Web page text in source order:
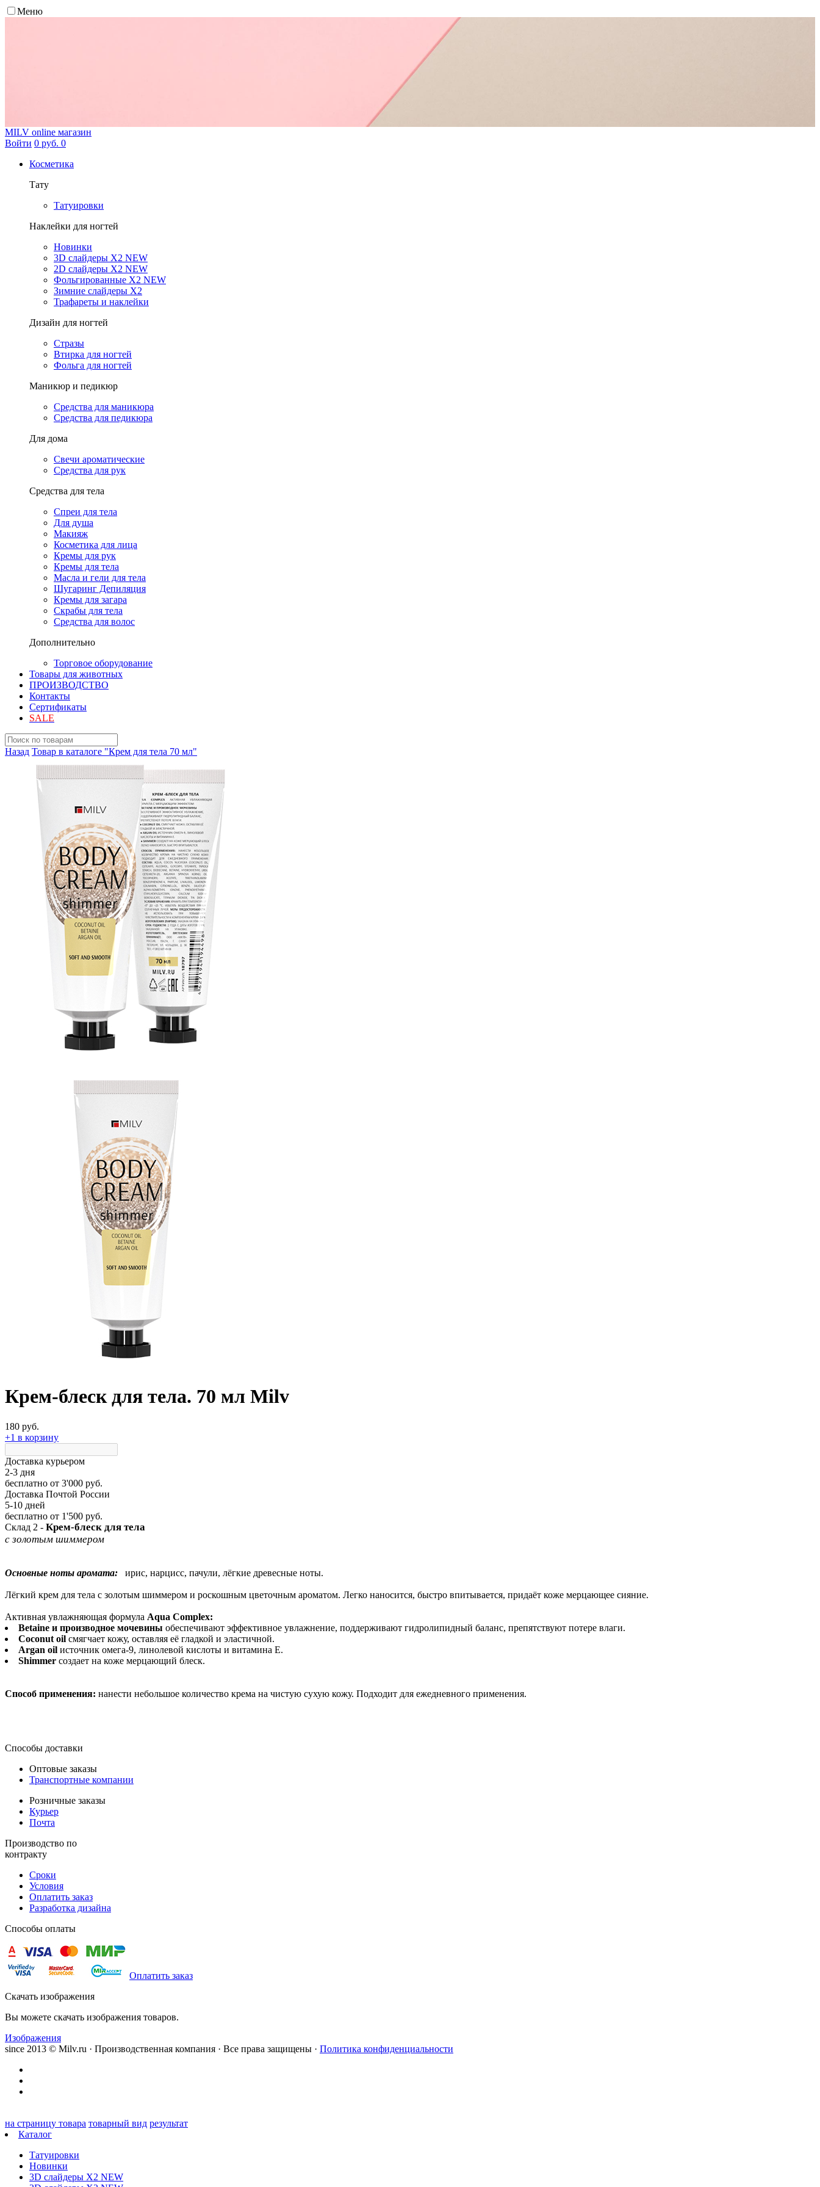
Меню
MILV online магазин
Войти 0 руб. 0
Косметика
Тату
Татуировки
Наклейки для ногтей
Новинки
3D слайдеры X2 NEW
2D слайдеры X2 NEW
Фольгированные X2 NEW
Зимние слайдеры Х2
Трафареты и наклейки
Дизайн для ногтей
Стразы
Втирка для ногтей
Фольга для ногтей
Маникюр и педикюр
Средства для маникюра
Средства для педикюра
Для дома
Свечи ароматические
Средства для рук
Средства для тела
Спреи для тела
Для душа
Макияж
Косметика для лица
Кремы для рук
Кремы для тела
Масла и гели для тела
Шугаринг Депиляция
Кремы для загара
Скрабы для тела
Средства для волос
Дополнительно
Торговое оборудование
Товары для животных
ПРОИЗВОДСТВО
Контакты
Сертификаты
SALE
Назад Товар в каталоге "Крем для тела 70 мл"
Крем-блеск для тела. 70 мл Milv
180 руб.
+1 в корзину
Доставка курьером
2-3 дня
бесплатно от 3'000 руб.
Доставка Почтой России
5-10 дней
бесплатно от 1'500 руб.
Склад 2 - Крем-блеск для тела
с золотым шиммером
Основные ноты аромата: ирис, нарцисс, пачули, лёгкие древесные ноты.
Лёгкий крем для тела с золотым шиммером и роскошным цветочным ароматом. Легко наносится, быстро впитывается, придаёт коже мерцающее сияние.
Активная увлажняющая формула Aqua Complex:
Betaine и производное мочевины обеспечивают эффективное увлажнение, поддерживают гидролипидный баланс, препятствуют потере влаги.
Сoconut oil смягчает кожу, оставляя её гладкой и эластичной.
Argan oil источник омега-9, линолевой кислоты и витамина Е.
Shimmer создает на коже мерцающий блеск.
Способ применения: нанести небольшое количество крема на чистую сухую кожу. Подходит для ежедневного применения.
Способы доставки
Оптовые заказы
Транспортные компании
Розничные заказы
Курьер
Почта
Производство по
контракту
Сроки
Условия
Оплатить заказ
Разработка дизайна
Способы оплаты
Оплатить заказ
Скачать изображения
Вы можете скачать изображения товаров.
Изображения
since 2013 © Milv.ru · Производственная компания · Все права защищены · Политика конфиденциальности
на страницу товара товарный вид результат
Каталог
Татуировки
Новинки
3D слайдеры X2 NEW